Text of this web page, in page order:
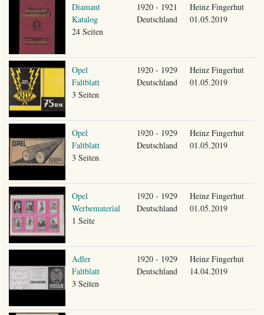
Diamant
Katalog
24 Seiten
1920 - 1921
Deutschland
Heinz Fingerhut
01.05.2019
Opel
Faltblatt
3 Seiten
1920 - 1929
Deutschland
Heinz Fingerhut
01.05.2019
Opel
Faltblatt
3 Seiten
1920 - 1929
Deutschland
Heinz Fingerhut
01.05.2019
Opel
Werbematerial
1 Seite
1920 - 1929
Deutschland
Heinz Fingerhut
01.05.2019
Adler
Faltblatt
3 Seiten
1920 - 1929
Deutschland
Heinz Fingerhut
14.04.2019